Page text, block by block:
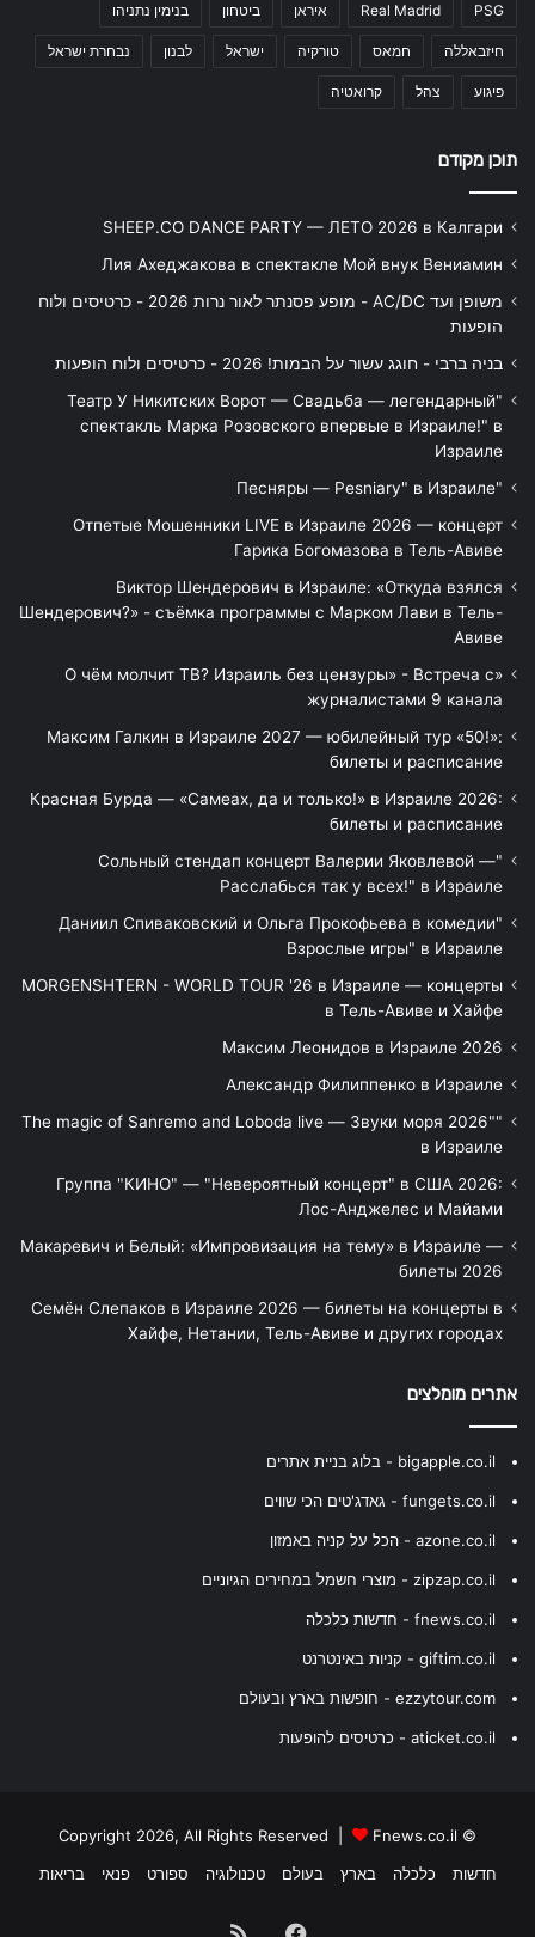
PSG
Real Madrid איראן ביטחון בנימין נתניהו
חיזבאללה חמאס טורקיה ישראל לבנון נבחרת ישראל
פיגוע צהל קרואטיה
תוכן מקודם
SHEEP.CO DANCE PARTY — ЛЕТО 2026 в Калгари
Лия Ахеджакова в спектакле Мой внук Вениамин
משופן ועד AC/DC - מופע פסנתר לאור נרות 2026 - כרטיסים ולוח
הופעות
בניה ברבי - חוגג עשור על הבמות! 2026 - כרטיסים ולוח הופעות
"Театр У Никитских Ворот — Свадьба — легендарный
спектакль Марка Розовского впервые в Израиле!" в
Израиле
"Песняры — Pesniary" в Израиле
Отпетые Мошенники LIVE в Израиле 2026 — концерт
Гарика Богомазова в Тель-Авиве
Виктор Шендерович в Израиле: «Откуда взялся
Шендерович?» - съёмка программы с Марком Лави в Тель-
Авиве
«О чём молчит ТВ? Израиль без цензуры» - Встреча с
журналистами 9 канала
Максим Галкин в Израиле 2027 — юбилейный тур «50!»:
билеты и расписание
Красная Бурда — «Самеах, да и только!» в Израиле 2026:
билеты и расписание
"Сольный стендап концерт Валерии Яковлевой —
Расслабься так у всех!" в Израиле
"Даниил Спиваковский и Ольга Прокофьева в комедии
Взрослые игры" в Израиле
MORGENSHTERN - WORLD TOUR '26 в Израиле — концерты
в Тель-Авиве и Хайфе
Максим Леонидов в Израиле 2026
Александр Филиппенко в Израиле
"The magic of Sanremo and Loboda live — Звуки моря 2026"
в Израиле
Группа "КИНО" — "Невероятный концерт" в США 2026:
Лос-Анджелес и Майами
Макаревич и Белый: «Импровизация на тему» в Израиле —
билеты 2026
Семён Слепаков в Израиле 2026 — билеты на концерты в
Хайфе, Нетании, Тель-Авиве и других городах
אתרים מומלצים
bigapple.co.il - בלוג בניית אתרים
fungets.co.il - גאדג'טים הכי שווים
azone.co.il - הכל על קניה באמזון
zipzap.co.il - מוצרי חשמל במחירים הגיוניים
fnews.co.il - חדשות כלכלה
giftim.co.il - קניות באינטרנט
ezzytour.com - חופשות בארץ ובעולם
aticket.co.il - כרטיסים להופעות
© Copyright 2026, All Rights Reserved |
Fnews.co.il
חדשות
כלכלה בארץ בעולם טכנולוגיה ספורט פנאי בריאות